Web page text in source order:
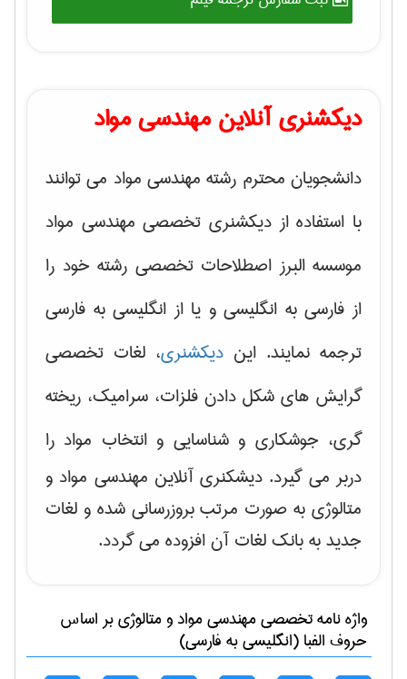
دیکشنری آنلاین مهندسی مواد
دانشجویان محترم رشته مهندسی مواد می توانند
با استفاده از دیکشنری تخصصی مهندسی مواد
موسسه البرز اصطلاحات تخصصی رشته خود را
از فارسی به انگلیسی و یا از انگلیسی به فارسی
ترجمه نمایند. این دیکشنری، لغات تخصصی
گرایش های شکل دادن فلزات، سرامیک، ریخته
گری، جوشکاری و شناسایی و انتخاب مواد را
دربر می گیرد. دیشکنری آنلاین مهندسی مواد و
متالوژی به صورت مرتب بروزرسانی شده و لغات
جدید به بانک لغات آن افزوده می گردد.
واژه نامه تخصصیمهندسی مواد و متالوژیبر اساس
حروف الفبا (انگلیسی به فارسی)